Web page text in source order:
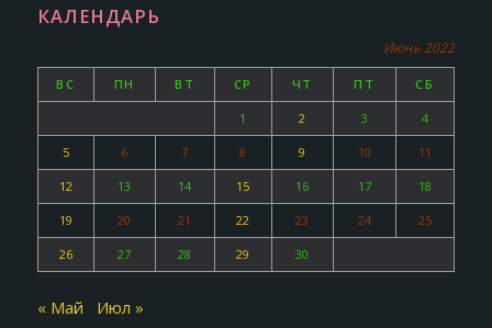
КАЛЕНДАРЬ
Июнь 2022
ВС ПН ВТ СР ЧТ ПТ СБ
1 2 3 4
5 6 7 8 9 10 11
12 13 14 15 16 17 18
19 20 21 22 23 24 25
26 27 28 29 30
« Май Июл »